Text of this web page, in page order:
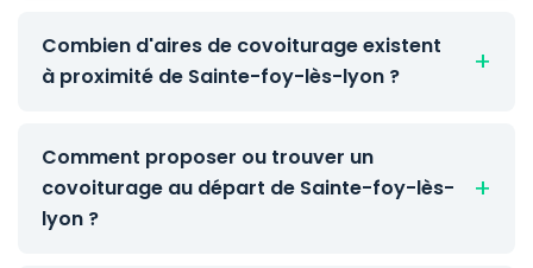
Combien d'aires de covoiturage existent
à proximité de Sainte-foy-lès-lyon ?
Comment proposer ou trouver un
covoiturage au départ de Sainte-foy-lès-
lyon ?